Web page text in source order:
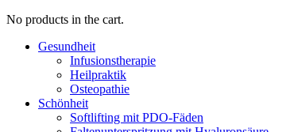
No products in the cart.
Gesundheit
Infusionstherapie
Heilpraktik
Osteopathie
Schönheit
Softlifting mit PDO-Fäden